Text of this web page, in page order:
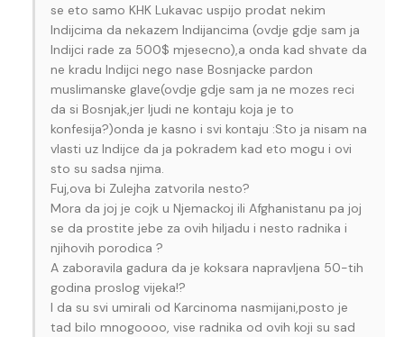
se eto samo KHK Lukavac uspijo prodat nekim
Indijcima da nekazem Indijancima (ovdje gdje sam ja
Indijci rade za 500$ mjesecno),a onda kad shvate da
ne kradu Indijci nego nase Bosnjacke pardon
muslimanske glave(ovdje gdje sam ja ne mozes reci
da si Bosnjak,jer ljudi ne kontaju koja je to
konfesija?)onda je kasno i svi kontaju :Sto ja nisam na
vlasti uz Indijce da ja pokradem kad eto mogu i ovi
sto su sadsa njima.
Fuj,ova bi Zulejha zatvorila nesto?
Mora da joj je cojk u Njemackoj ili Afghanistanu pa joj
se da prostite jebe za ovih hiljadu i nesto radnika i
njihovih porodica ?
A zaboravila gadura da je koksara napravljena 50-tih
godina proslog vijeka!?
I da su svi umirali od Karcinoma nasmijani,posto je
tad bilo mnogoooo, vise radnika od ovih koji su sad